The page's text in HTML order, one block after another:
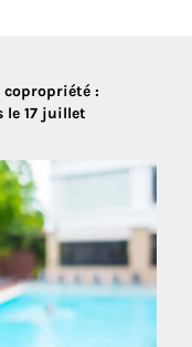
copropriété :
le 17 juillet